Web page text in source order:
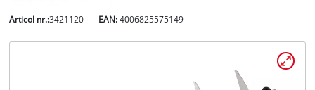
Articol nr.:3421120 EAN:4006825575149